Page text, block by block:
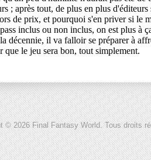
© 2026 Final Fantasy World. Tous droits